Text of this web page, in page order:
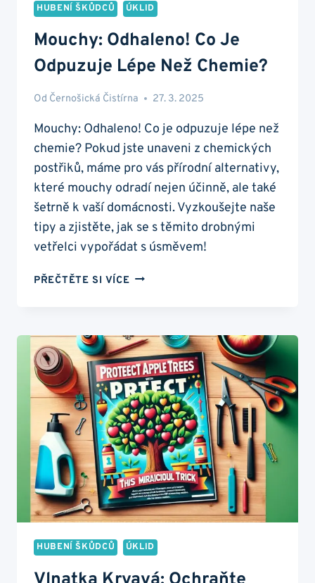
HUBENÍ ŠKŮDCŮ ÚKLID
Mouchy: Odhaleno! Co Je
Odpuzuje Lépe Než Chemie?
Od Černošická Čistírna 27. 3. 2025
Mouchy: Odhaleno! Co je odpuzuje lépe než
chemie? Pokud jste unaveni z chemických
postřiků, máme pro vás přírodní alternativy,
které mouchy odradí nejen účinně, ale také
šetrně k vaší domácnosti. Vyzkoušejte naše
tipy a zjistěte, jak se s těmito drobnými
vetřelci vypořádat s úsměvem!
PŘEČTĚTE SI VÍCE MOUCHY:
ODPUZUJE
LÉPE
NEŽ
CHEMIE?
HUBENÍ ŠKŮDCŮ ÚKLID